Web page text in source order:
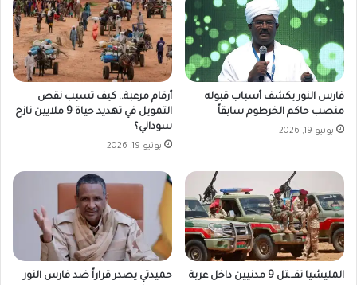
فارس النور يكشف أسباب قبوله
منصب حاكم الخرطوم سابقاً
يونيو 19, 2026
أرقام مرعبة.. كيف تسبب نقص
التمويل في تهديد حياة 9 ملايين نازح
سوداني؟
يونيو 19, 2026
المليشيا تقـ.ـتل 9 مدنيين داخل عربة
حميدتي يصدر قراراً ضد فارس النور